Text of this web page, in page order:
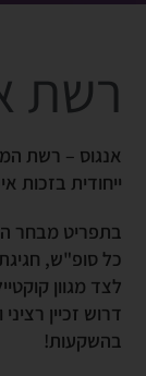
רשת
אנגוס – רשת
ייחודית
בתפריט מבחר
כל סופ"ש,
לצד מגוון
דרוש זכיין
בהשקעות!